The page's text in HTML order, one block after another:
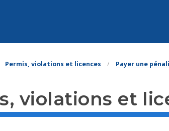
Permis, violations et licences Payer une
violations et